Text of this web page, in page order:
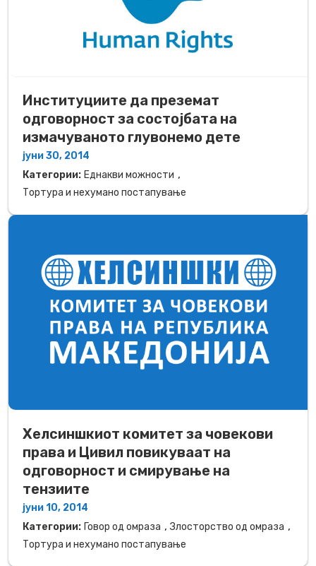
Институциите да преземат
одговорност за состојбата на
измачуваното глувонемо дете
јуни 30, 2014
Категории: Еднакви можности ,
Тортура и нехумано постапување
Хелсиншкиот комитет за човекови
права и Цивил повикуваат на
одговорност и смирување на
тензиите
јуни 10, 2014
Категории: Говор од омраза ,Злосторство од омраза ,
Тортура и нехумано постапување